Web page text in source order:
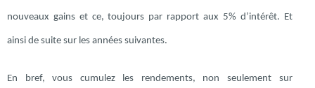
nouveaux gains et ce, toujours par rapport aux 5% d’intérêt. Et
ainsi de suite sur les années suivantes.
En bref, vous cumulez les rendements, non seulement sur